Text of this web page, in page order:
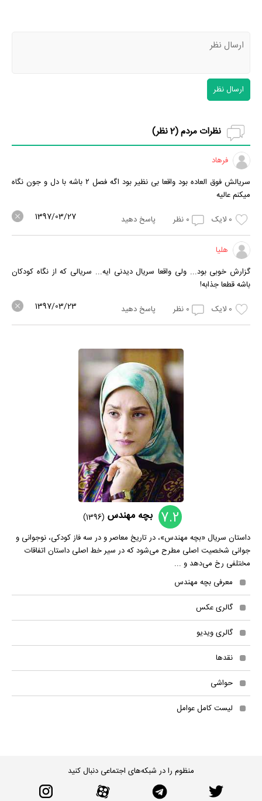
ارسال نظر
نظرات مردم (2نظر)
فرهاد
سریالش فوق العاده بود واقعا بی نظیر بود اگه فصل ۲ باشه با دل و جون نگاه
میکنم عالیه
0 لایک 0 نظر پاسخ دهید 1397/03/27
هلیا
گزارش خوبی بود... ولی واقعا سریال دیدنی ایه... سریالی که از نگاه کودکان
باشه قطعا جذابه!
0 لایک 0 نظر پاسخ دهید 1397/03/23
7.2 بچه مهندس (1396)
داستان سریال «بچه مهندس»، در تاریخ معاصر و در سه فاز کودکی، نوجوانی و
جوانی شخصیت اصلی مطرح می‌شود که در سیر خط اصلی داستان اتفاقات
مختلفی رخ می‌دهد و ...
معرفی بچه مهندس
گالری عکس
گالری ویدیو
نقدها
حواشی
لیست کامل عوامل
منظوم را در شبکه‌های اجتماعی دنبال کنید